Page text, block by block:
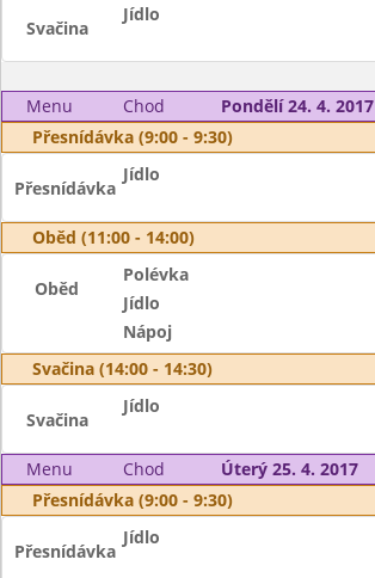
Svačina
Jídlo
Menu Chod
Pondělí 24. 4. 2017
Přesnídávka (9:00 - 9:30)
Přesnídávka
Jídlo
Oběd (11:00 - 14:00)
Oběd
Polévka
Jídlo
Nápoj
Svačina (14:00 - 14:30)
Svačina
Jídlo
Menu Chod
Úterý 25. 4. 2017
Přesnídávka (9:00 - 9:30)
Přesnídávka
Jídlo